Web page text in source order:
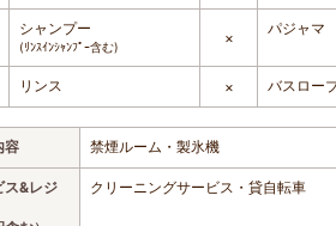
シャンプー
(ﾘﾝｽｲﾝｼｬﾝﾌﾟｰ含む) ×
パジャマ
リンス × バスロー
容 禁煙ルーム・製氷機
ス&レジ
クリーニングサービス・貸自転車